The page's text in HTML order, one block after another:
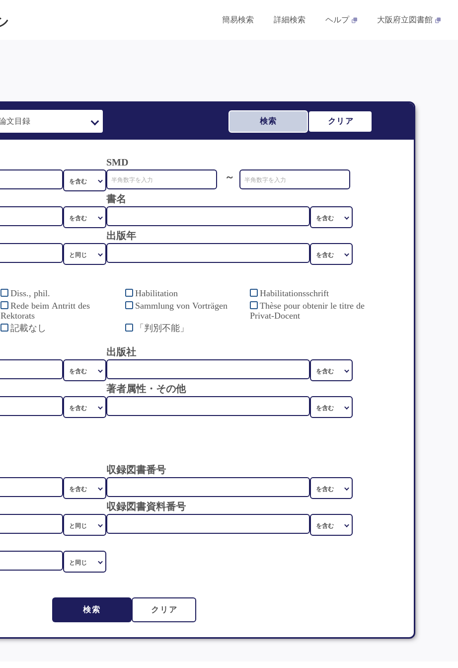
簡易検索 詳細検索 ヘルプ 大阪府立図書館
検索 クリア
SMD
～
書名
出版年
Diss., phil. Habilitation
Habilitationsschrift
Rede beim Antritt des
Rektorats
Sammlung von Vorträgen
Thèse pour obtenir le titre de
Privat-Docent
記載なし 「判別不能」
出版社
著者属性・その他
収録図書番号
収録図書資料番号
検索 クリア